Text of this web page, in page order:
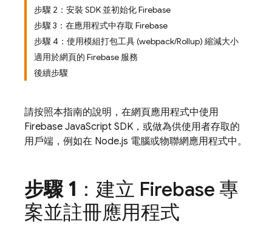
步驟 2：安裝 SDK 並初始化 Firebase
步驟 3：在應用程式中存取 Firebase
步驟 4：使用模組打包工具 (webpack/Rollup) 縮減大小
適用於網頁的 Firebase 服務
後續步驟
請按照本指南的說明，在網頁應用程式中使用
Firebase JavaScript SDK，或做為供使用者存取的
用戶端，例如在 Node.js 電腦或物聯網應用程式中。
步驟 1 ：建立 Firebase 專
案並註冊應用程式